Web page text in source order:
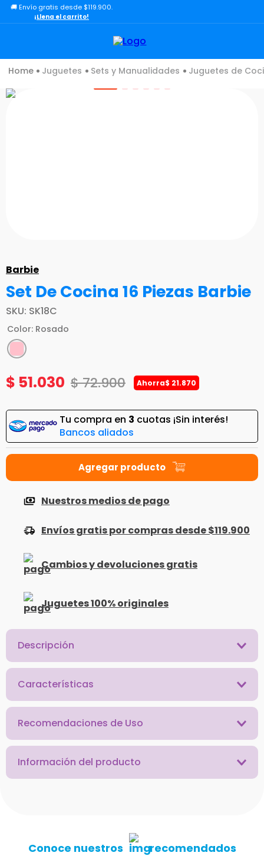
🚚 Envío gratis desde $119.900.
¡Llena el carrito!
Juguetes Sets y Manualidades Juguetes de
Barbie
Set De Cocina 16 Piezas Barbie
SKU: SK18C
Color: Rosado
$ 51.030 $72.900 Ahorra$ 21.870
Tu compra en 3 cuotas ¡Sin interés!
Bancos aliados
Nuestros medios de pago
Envíos gratis por compras desde $119.900
Cambios y devoluciones gratis
Juguetes 100% originales
Descripción
Características
Recomendaciones de Uso
Información del producto
Conoce nuestros recomendados
TÉRMINOS MÁS BUSCADOS
3.
carro
4